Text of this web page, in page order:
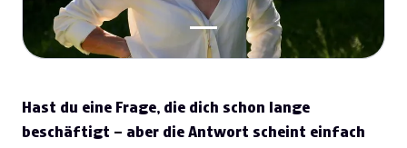
Hast du eine Frage, die dich schon lange
beschäftigt – aber die Antwort scheint einfach